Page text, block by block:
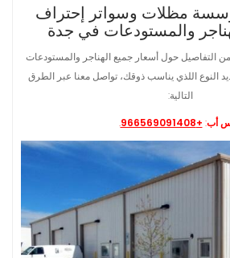
مظلات وسواتر إحتراف
والمستودعات في جدة
التفاصيل حول أسعار جميع الهناجر والمستودعات
النوع اللذي يناسب ذوقك، تواصل معنا عبر الطرق
التالية:
أب:
+966569091408
.